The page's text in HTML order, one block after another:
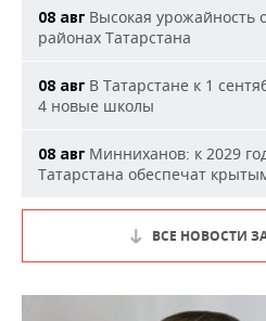
08 авг Высокая урожайность
районах Татарстана
08 авг В Татарстане к 1
4 новые школы
08 авг Минниханов: к 2029
Татарстана обеспечат
ВСЕ НОВОСТИ